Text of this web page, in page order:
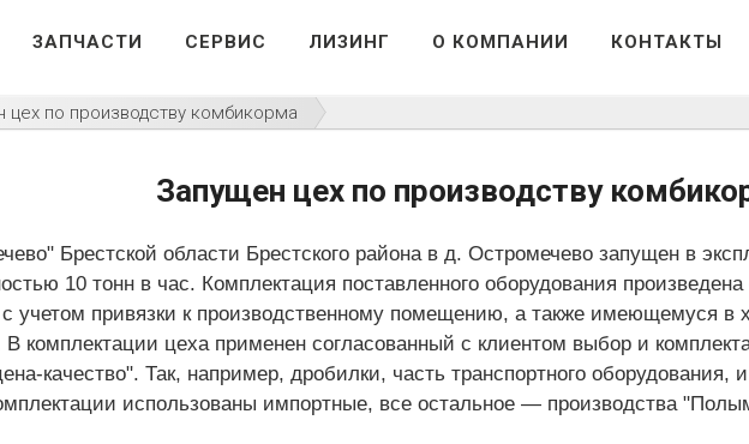
ЗАПЧАСТИ СЕРВИС ЛИЗИНГ О КОМПАНИИ КОНТАКТЫ
цех по производству комбикорма
Запущен цех по производству
Брестской области Брестского района в д. Остромечево запущен в
10 тонн в час. Комплектация поставленного оборудования
учетом привязки к производственному помещению, а также имеющемуся в
В комплектации цеха применен согласованный с клиентом выбор и
качество". Так, например, дробилки, часть транспортного оборудования,
использованы импортные, все остальное — производства